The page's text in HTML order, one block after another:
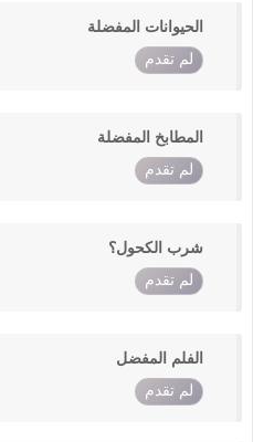
الحيوانات المفضلة
لم تقدم
المطابخ المفضلة
لم تقدم
شرب الكحول؟
لم تقدم
الفلم المفضل
لم تقدم